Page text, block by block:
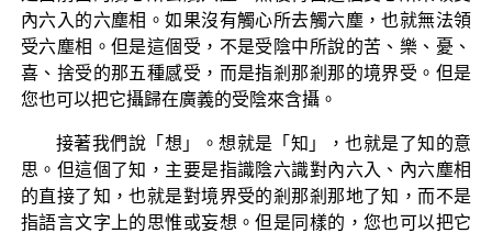
內六入的六塵相。如果沒有觸心所去觸六塵，也就無法領
受六塵相。但是這個受，不是受陰中所說的苦、樂、憂、
喜、捨受的那五種感受，而是指剎那剎那的境界受。但是
您也可以把它攝歸在廣義的受陰來含攝。
接著我們說「想」。想就是「知」，也就是了知的意
思。但這個了知，主要是指識陰六識對內六入、內六塵相
的直接了知，也就是對境界受的剎那剎那地了知，而不是
指語言文字上的思惟或妄想。但是同樣的，您也可以把它